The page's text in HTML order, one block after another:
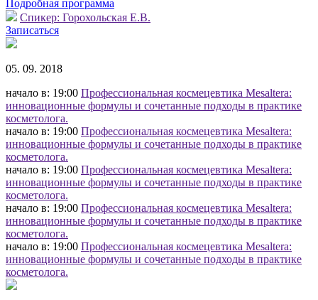
Подробная программа
Спикер: Горохольская Е.В.
Записаться
05. 09. 2018
начало в: 19:00 Профессиональная космецевтика Mesaltera:
инновационные формулы и сочетанные подходы в практике
косметолога.
начало в: 19:00 Профессиональная космецевтика Mesaltera:
инновационные формулы и сочетанные подходы в практике
косметолога.
начало в: 19:00 Профессиональная космецевтика Mesaltera:
инновационные формулы и сочетанные подходы в практике
косметолога.
начало в: 19:00 Профессиональная космецевтика Mesaltera:
инновационные формулы и сочетанные подходы в практике
косметолога.
начало в: 19:00 Профессиональная космецевтика Mesaltera:
инновационные формулы и сочетанные подходы в практике
косметолога.